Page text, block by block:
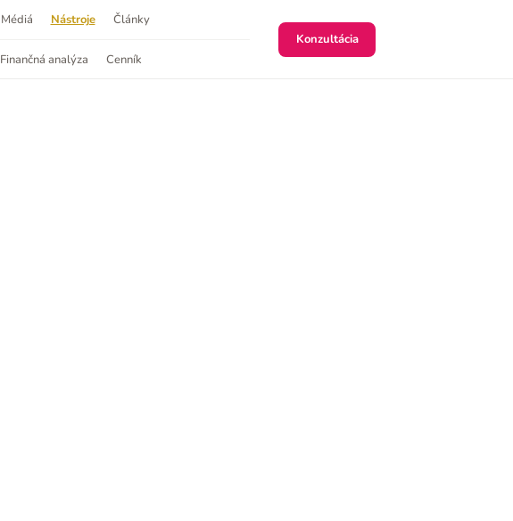
Médiá Nástroje Články
Finančná analýza Cenník
Konzultácia